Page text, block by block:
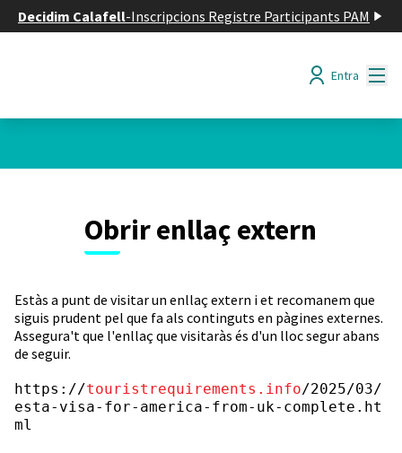
Decidim Calafell-Inscripcions Registre Participants PAM
Entra
Obrir enllaç extern
Estàs a punt de visitar un enllaç extern i et recomanem que
siguis prudent pel que fa als continguts en pàgines externes.
Assegura't que l'enllaç que visitaràs és d'un lloc segur abans
de seguir.
https://touristrequirements.info/2025/03/
esta-visa-for-america-from-uk-complete.ht
ml